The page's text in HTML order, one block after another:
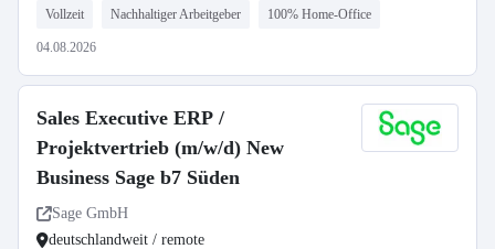
Vollzeit Nachhaltiger Arbeitgeber 100% Home-Office
04.08.2026
Sales Executive ERP /
Projektvertrieb (m/w/d) New
Business Sage b7 Süden
Sage GmbH
deutschlandweit / remote